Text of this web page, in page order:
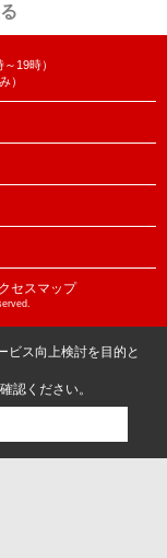
19時）
）
クセスマップ
ビス向上検討を目的と
認ください。